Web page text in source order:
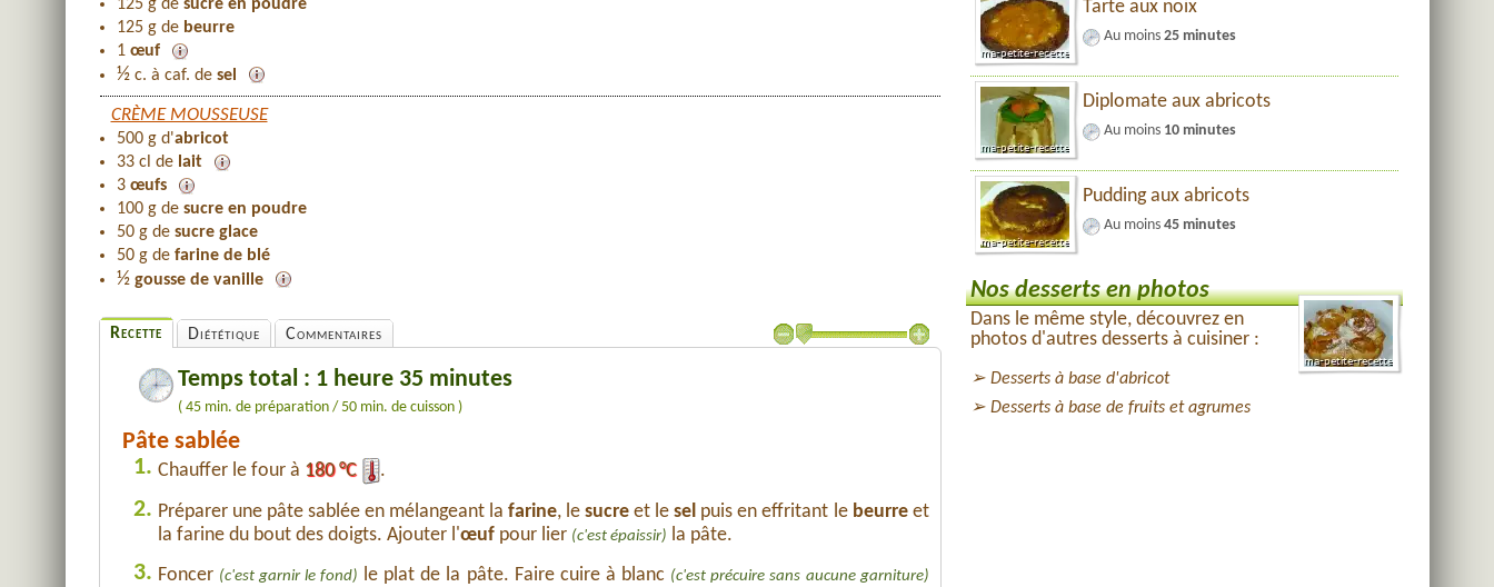
125 g de sucre en poudre
125 g de beurre
1 œuf
½c. à caf. de sel
CRÈME MOUSSEUSE
500 g d'abricot
33 cl de lait
3 œufs
100 g de sucre en poudre
50 g de sucre glace
50 g de farine de blé
½ gousse de vanille
Recette Diététique Commentaires
Temps total : 1 heure 35 minutes
( 45 min. de préparation / 50 min. de cuisson )
Pâte sablée
1. Chauffer le four à 180 °C .
2. Préparer une pâte sablée en mélangeant la farine, lesucre et lesel puis en effritant le beurreet
la farine du bout des doigts. Ajouter l'œufpour lier (c'est épaissir) la pâte.
3. Foncer (c'est garnir le fond) le plat de la pâte. Faire cuire à blanc (c'est précuire sans aucune garniture)
Tarte aux noix
Au moins 25 minutes
Diplomate aux abricots
Au moins 10 minutes
Pudding aux abricots
Au moins 45 minutes
Nos desserts en photos
Dans le même style, découvrez en
photos d'autres desserts à cuisiner :
Desserts à base d'abricot
Desserts à base de fruits et agrumes